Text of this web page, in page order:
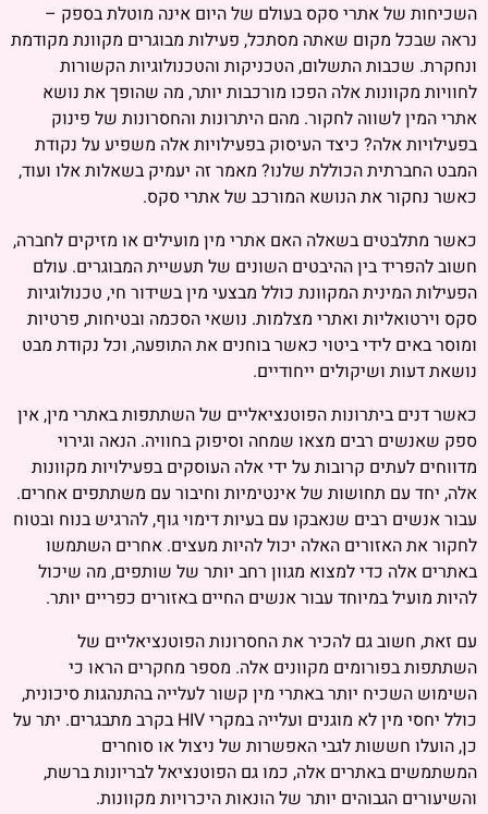
השכיחות של אתרי סקס בעולם של היום אינה מוטלת בספק –
נראה שבכל מקום שאתה מסתכל, פעילות מבוגרים מקוונת מקודמת
ונחקרת. שכבות התשלום, הטכניקות והטכנולוגיות הקשורות
לחוויות מקוונות אלה הפכו מורכבות יותר, מה שהופך את נושא
אתרי המין לשווה לחקור. מהם היתרונות והחסרונות של פינוק
בפעילויות אלה? כיצד העיסוק בפעילויות אלה משפיע על נקודת
המבט החברתית הכוללת שלנו? מאמר זה יעמיק בשאלות אלו ועוד,
כאשר נחקור את הנושא המורכב של אתרי סקס.
כאשר מתלבטים בשאלה האם אתרי מין מועילים או מזיקים לחברה,
חשוב להפריד בין ההיבטים השונים של תעשיית המבוגרים. עולם
הפעילות המינית המקוונת כולל מבצעי מין בשידור חי, טכנולוגיות
סקס וירטואליות ואתרי מצלמות. נושאי הסכמה ובטיחות, פרטיות
ומוסר באים לידי ביטוי כאשר בוחנים את התופעה, וכל נקודת מבט
נושאת דעות ושיקולים ייחודיים.
כאשר דנים ביתרונות הפוטנציאליים של השתתפות באתרי מין, אין
ספק שאנשים רבים מצאו שמחה וסיפוק בחוויה. הנאה וגירוי
מדווחים לעתים קרובות על ידי אלה העוסקים בפעילויות מקוונות
אלה, יחד עם תחושות של אינטימיות וחיבור עם משתתפים אחרים.
עבור אנשים רבים שנאבקו עם בעיות דימוי גוף, להרגיש בנוח ובטוח
לחקור את האזורים האלה יכול להיות מעצים. אחרים השתמשו
באתרים אלה כדי למצוא מגוון רחב יותר של שותפים, מה שיכול
להיות מועיל במיוחד עבור אנשים החיים באזורים כפריים יותר.
עם זאת, חשוב גם להכיר את החסרונות הפוטנציאליים של
השתתפות בפורומים מקוונים אלה. מספר מחקרים הראו כי
השימוש השכיח יותר באתרי מין קשור לעלייה בהתנהגות סיכונית,
כולל יחסי מין לא מוגנים ועלייה במקרי HIV בקרב מתבגרים. יתר על
כן, הועלו חששות לגבי האפשרות של ניצול או סוחרים
המשתמשים באתרים אלה, כמו גם הפוטנציאל לבריונות ברשת,
והשיעורים הגבוהים יותר של הונאות היכרויות מקוונות.